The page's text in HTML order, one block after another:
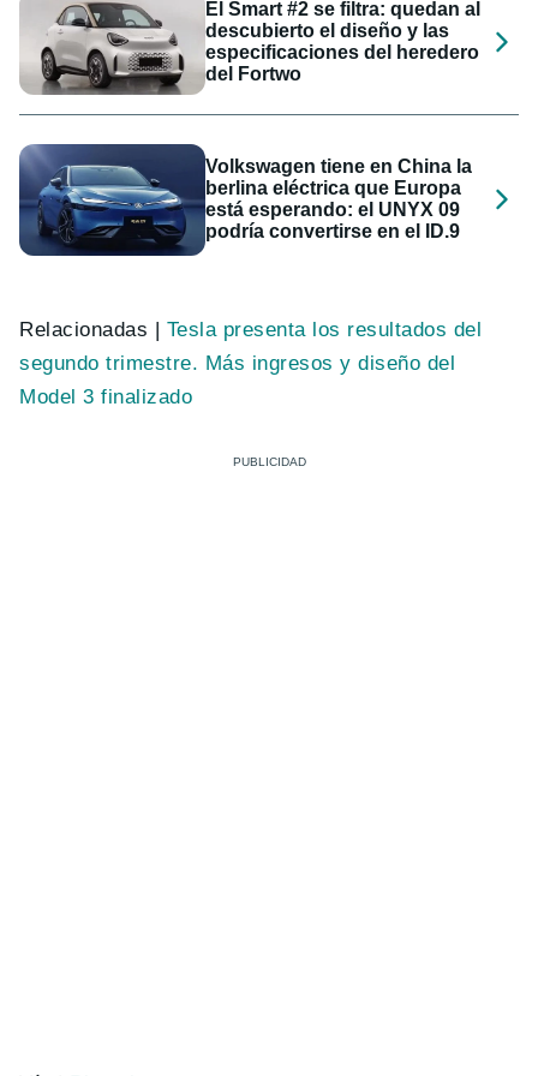
El Smart #2 se filtra: quedan al
descubierto el diseño y las
especificaciones del heredero
del Fortwo
Volkswagen tiene en China la
berlina eléctrica que Europa
está esperando: el UNYX 09
podría convertirse en el ID.9
Relacionadas | Tesla presenta los resultados del
segundo trimestre. Más ingresos y diseño del
Model 3 finalizado